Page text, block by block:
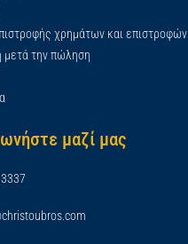
χρημάτων και επιστροφών
μετά την πώληση
μαζί μας